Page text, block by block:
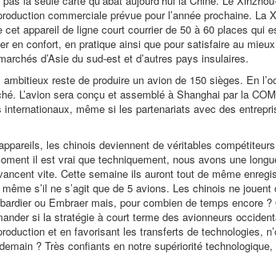
commerciale prévue pour l’année prochaine. La
cet appareil de ligne court courrier de 50 à 60 places qui
en confort, en pratique ainsi que pour satisfaire au
d’Asie du sud-est et d’autres pays insulaires.
reste de produire un avion de 150 sièges. En
L’avion sera conçu et assemblé à Shanghai par la
même si les partenariats avec des
les chinois deviennent de véritables
il est vrai que techniquement, nous avons une
vite. Cette semaine ils auront tout de même
s’il ne s’agit que de 5 avions. Les chinois ne
ou Embraer mais, pour combien de temps encore
si la stratégie à court terme des avionneurs
et en favorisant les transferts de technologies,
? Très confiants en notre supériorité